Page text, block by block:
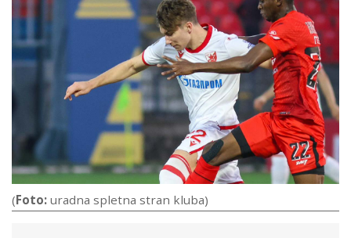
(Foto: uradna spletna stran kluba)